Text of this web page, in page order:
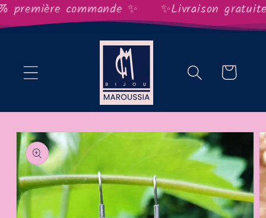
et
au
commande ✨ ✨Livraison gratuite
Panier
Passer aux
informations
produits